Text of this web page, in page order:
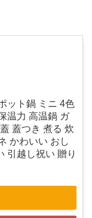
ット鍋 ミニ 4色
温力 高温鍋 ガ
蓋つき 煮る 炊
かわいい おし
引越し祝い 贈り